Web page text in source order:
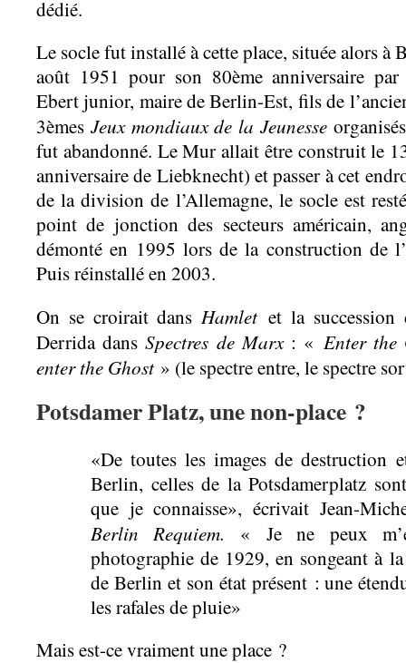
dédié.
Le socle fut installé à cette place, située alors à
août 1951 pour son 80ème anniversaire
Ebert junior, maire de Berlin-Est, fils de
3èmes Jeux mondiaux de la Jeunesse
fut abandonné. Le Mur allait être construit le
anniversaire de Liebknecht) et passer à cet
de la division de l’Allemagne, le socle est
point de jonction des secteurs américain,
démonté en 1995 lors de la construction de
Puis réinstallé en 2003.
On se croirait dansHamletet la succession
Derrida dansSpectres de Marx: « Enter the
enter the Ghost» (le spectre entre, le spectre
Potsdamer Platz, une non-place ?
«De toutes les images de destruction
Berlin, celles de la Potsdamerplatz
que je connaisse», écrivait Jean-
Berlin Requiem. « Je ne peux
photographie de 1929, en songeant à
de Berlin et son état présent : une
les rafales de pluie»
Mais est-ce vraiment une place ?